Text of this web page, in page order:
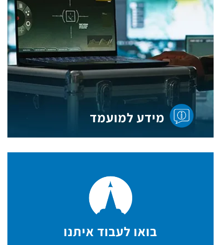
מידע למועמד
בואו לעבוד איתנו